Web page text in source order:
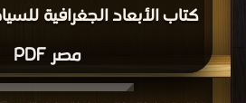
كتاب الأبعاد الجغرافية
مصر PDF